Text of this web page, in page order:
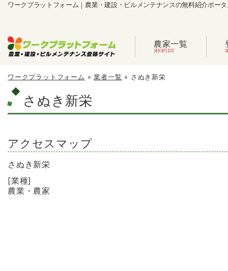
ワークプラットフォーム｜農業・建設・ビルメンテナンスの無料紹介ポー
農家一覧
ワークプラットフォーム »業者一覧 » さぬき新栄
さぬき新栄
アクセスマップ
さぬき新栄
[業種]
農業・農家